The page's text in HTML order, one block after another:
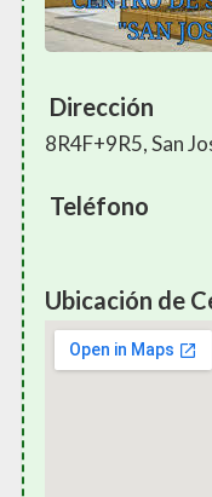
Dirección
8R4F+9R5, San
Teléfono
Ubicación de